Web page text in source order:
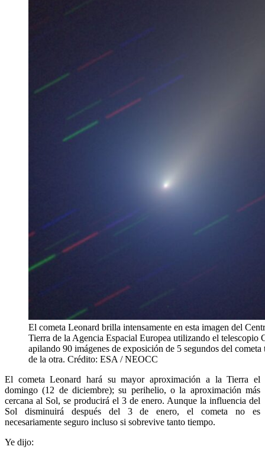
El cometa Leonard brilla intensamente en esta imagen del
Tierra de la Agencia Espacial Europea utilizando el telescopio
apilando 90 imágenes de exposición de 5 segundos del
de la otra. Crédito: ESA / NEOCC
El cometa Leonard hará su mayor aproximación a la Tierra el
domingo (12 de diciembre); su perihelio, o la aproximación más
cercana al Sol, se producirá el 3 de enero. Aunque la influencia del
Sol disminuirá después del 3 de enero, el cometa no es
necesariamente seguro incluso si sobrevive tanto tiempo.
Ye dijo: